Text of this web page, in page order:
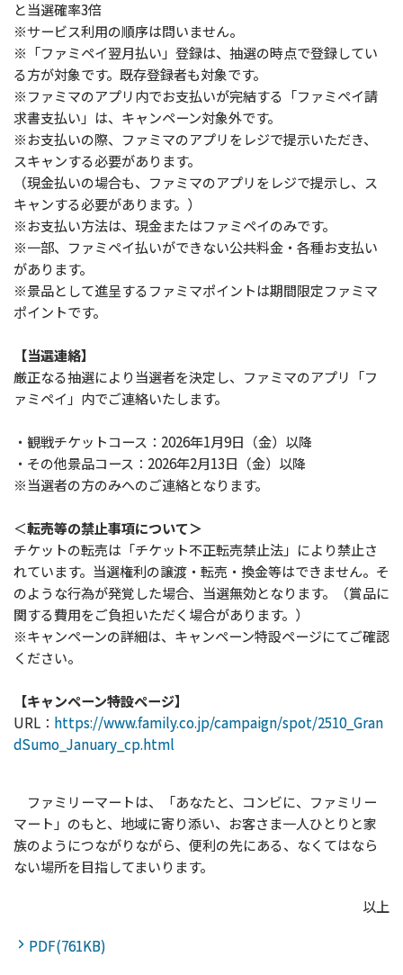
と当選確率3倍
※サービス利用の順序は問いません。
※「ファミペイ翌月払い」登録は、抽選の時点で登録してい
る方が対象です。既存登録者も対象です。
※ファミマのアプリ内でお支払いが完結する「ファミペイ請
求書支払い」は、キャンペーン対象外です。
※お支払いの際、ファミマのアプリをレジで提示いただき、
スキャンする必要があります。
（現金払いの場合も、ファミマのアプリをレジで提示し、ス
キャンする必要があります。）
※お支払い方法は、現金またはファミペイのみです。
※一部、ファミペイ払いができない公共料金・各種お支払い
があります。
※景品として進呈するファミマポイントは期間限定ファミマ
ポイントです。
【当選連絡】
厳正なる抽選により当選者を決定し、ファミマのアプリ「フ
ァミペイ」内でご連絡いたします。
・観戦チケットコース：2026年1月9日（金）以降
・その他景品コース：2026年2月13日（金）以降
※当選者の方のみへのご連絡となります。
＜転売等の禁止事項について＞
チケットの転売は「チケット不正転売禁止法」により禁止さ
れています。当選権利の譲渡・転売・換金等はできません。そ
のような行為が発覚した場合、当選無効となります。（賞品に
関する費用をご負担いただく場合があります。）
※キャンペーンの詳細は、キャンペーン特設ページにてご確認
ください。
【キャンペーン特設ページ】
URL： https://www.family.co.jp/campaign/spot/2510_Gran
dSumo_January_cp.html
ファミリーマートは、「あなたと、コンビに、ファミリー
マート」のもと、地域に寄り添い、お客さま一人ひとりと家
族のようにつながりながら、便利の先にある、なくてはなら
ない場所を目指してまいります。
以上
PDF(761KB)